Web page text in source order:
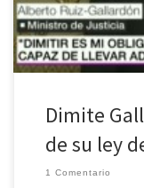
Dimite
de su ley
1 Comentario